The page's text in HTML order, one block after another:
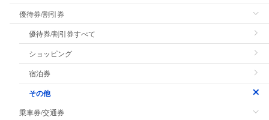
優待券/割引券
優待券/割引券すべて
ショッピング
宿泊券
その他
乗車券/交通券